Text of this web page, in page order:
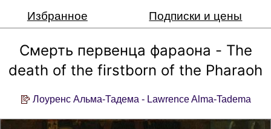
Избранное
Подписки и цены
Смерть первенца фараона - The
death of the firstborn of the Pharaoh
Лоуренс Альма-Тадема - Lawrence Alma-Tadema